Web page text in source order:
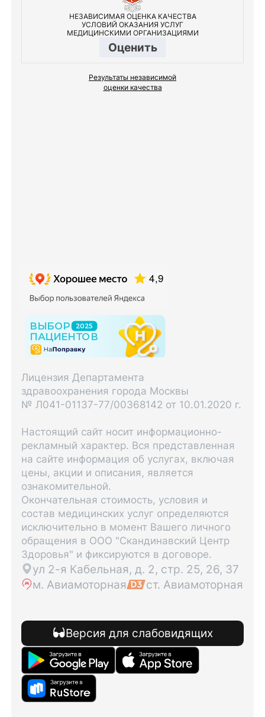
НЕЗАВИСИМАЯ ОЦЕНКА КАЧЕСТВА
УСЛОВИЙ ОКАЗАНИЯ УСЛУГ
МЕДИЦИНСКИМИ ОРГАНИЗАЦИЯМИ
Оценить
Результаты независимой
оценки качества
Лицензия Департамента
здравоохранения города Москвы
№ Л041-01137-77/00368142 от 10.01.2020 г.
Настоящий сайт носит информационно-
рекламный характер. Вся представленная
на сайте информация об услугах, включая
цены, акции и описания, является
ознакомительной.
Окончательная стоимость, условия и
состав медицинских услуг определяются
исключительно в момент Вашего личного
обращения в ООО "Скандинавский Центр
Здоровья" и фиксируются в договоре.
ул 2-я Кабельная, д. 2, стр. 25, 26, 37
м. Авиамоторная
ст. Авиамоторная
Версия для слабовидящих